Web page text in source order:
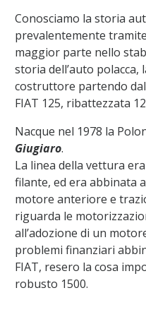
Conosciamo la storia
prevalentemente
maggior parte nello
storia dell’auto polacca,
costruttore partendo
FIAT 125, ribattezzata
Nacque nel 1978 la
Giugiaro.
La linea della vettura
filante, ed era abbinata
motore anteriore e
riguarda le
all’adozione di un
problemi finanziari
FIAT, resero la cosa
robusto 1500.